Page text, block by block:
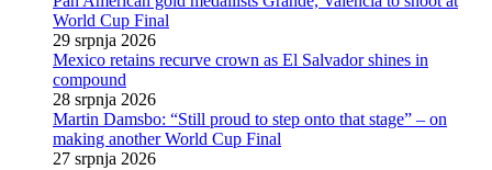
World Cup Final
29 srpnja 2026
Mexico retains recurve crown as El Salvador shines in
compound
28 srpnja 2026
Martin Damsbo: “Still proud to step onto that stage” – on
making another World Cup Final
27 srpnja 2026